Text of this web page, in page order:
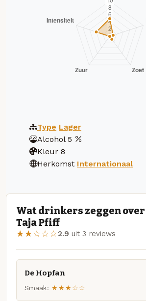
Type Lager
Alcohol 5
Kleur 8
Herkomst Internationaal
Wat drinkers zeggen
Taja Pfiff
★★☆☆☆2.9 uit 3 reviews
De Hopfan
Smaak: ★★★☆☆